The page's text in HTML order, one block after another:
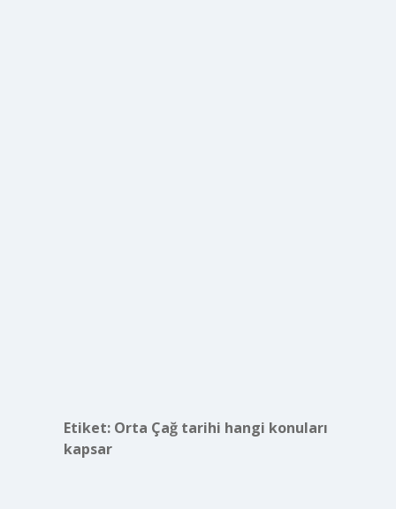
Etiket: Orta Çağ tarihi hangi konuları
kapsar